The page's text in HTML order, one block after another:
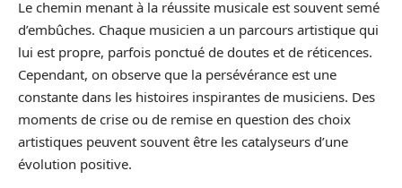
Le chemin menant à la réussite musicale est souvent semé
d’embûches. Chaque musicien a un parcours artistique qui
lui est propre, parfois ponctué de doutes et de réticences.
Cependant, on observe que la persévérance est une
constante dans les histoires inspirantes de musiciens. Des
moments de crise ou de remise en question des choix
artistiques peuvent souvent être les catalyseurs d’une
évolution positive.